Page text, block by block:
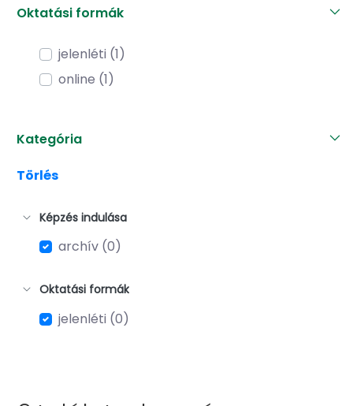
Oktatási formák
jelenléti (1)
online (1)
Kategória
Törlés
Képzés indulása
archív (0)
Oktatási formák
jelenléti (0)